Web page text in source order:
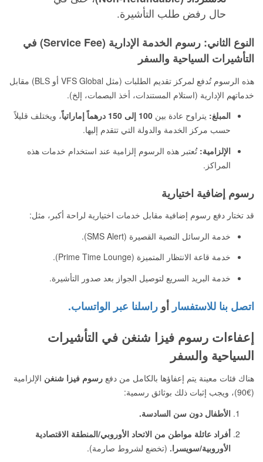
حال رفض طلب التأشيرة.
النوع الثاني: رسوم الخدمة الإدارية (Service Fee) في
التأشيرات السياحية والسفر
هذه الرسوم تُدفع لمركز تقديم الطلبات (مثل VFS Global أو BLS) مقابل
خدماتهم الإدارية (استلام المستندات، أخذ البصمات، إلخ).
المبلغ: يتراوح عادة بين 100 إلى 150 درهماً إماراتياً
، ويختلف قليلاً
حسب مركز الخدمة والدولة التي تتقدم إليها.
الإلزامية: تُعتبر هذه الرسوم إلزامية عند استخدام خدمات هذه
المراكز.
رسوم إضافية اختيارية
قد تختار دفع رسوم إضافية مقابل خدمات اختيارية لراحة أكبر، مثل:
خدمة الرسائل النصية القصيرة (SMS Alert).
خدمة قاعة الانتظار المتميزة (Prime Time Lounge).
خدمة البريد السريع لتوصيل الجواز بعد صدور التأشيرة.
اتصل بنا للاستفسار أو راسلنا عبر الواتساب.
إعفاءات رسوم فيزا شنغن في التأشيرات
السياحية والسفر
هناك فئات معينة يتم إعفاؤها بالكامل من دفع رسوم فيزا شنغن الإلزامية
(€90)، ويجب إثبات ذلك بوثائق رسمية:
الأطفال دون سن السادسة.
أفراد عائلة مواطن من الاتحاد الأوروبي/المنطقة الاقتصادية
الأوروبية/سويسرا. (تخضع لشروط صارمة).